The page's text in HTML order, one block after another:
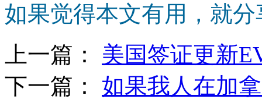
如果觉得本文有用，就
上一篇： 美国签证更新
下一篇： 如果我人在加